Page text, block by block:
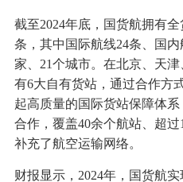
截至2024年底，国货航拥有
条，其中国际航线24条、国
家、21个城市。在北京、天
有6大自有货站，通过合作方
起高质量的国际货站保障体
合作，覆盖40余个航站、超
补充了航空运输网络。
财报显示，2024年，国货航